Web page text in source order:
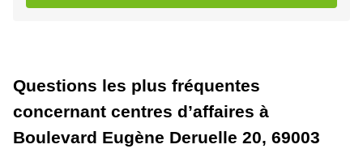
Questions les plus fréquentes
concernant centres d’affaires à
Boulevard Eugène Deruelle 20, 69003